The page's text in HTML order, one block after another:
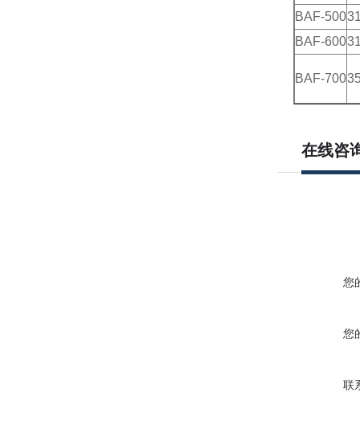
BAF-500
BAF-600
BAF-700
在线咨
您
您
联